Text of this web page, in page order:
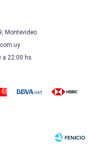
Montevideo
a 22:00 hs